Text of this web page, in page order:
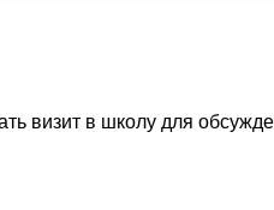
визит в школу для